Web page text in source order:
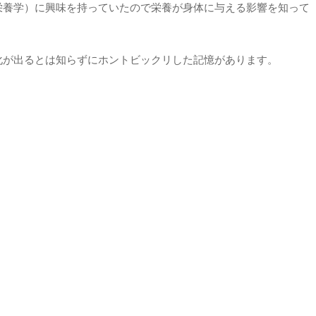
学）に興味を持っていたので栄養が身体に与える影響を知って
出るとは知らずにホントビックリした記憶があります。